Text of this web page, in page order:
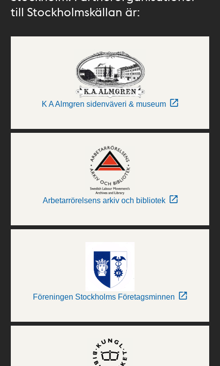
till Stockholmskällan är:
K A Almgren sidenväveri & museum
Arbetarrörelsens arkiv och bibliotek
Föreningen Stockholms Företagsminnen